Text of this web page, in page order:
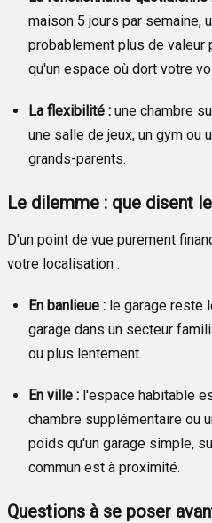
maison 5 jours par semaine,
probablement plus de valeur
qu'un espace où dort votre
La flexibilité : une chambre
une salle de jeux, un gym ou
grands-parents.
Le dilemme : que disent
D'un point de vue purement
votre localisation :
En banlieue : le garage reste
garage dans un secteur
ou plus lentement.
En ville : l'espace habitable
chambre supplémentaire ou
poids qu'un garage simple,
commun est à proximité.
Questions à se poser